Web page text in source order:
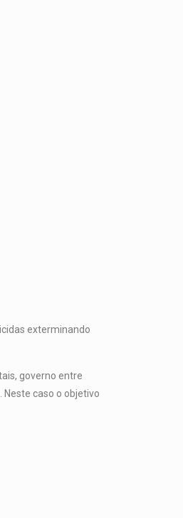
exterminando
governo entre
caso o objetivo